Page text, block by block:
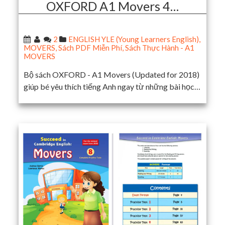
OXFORD A1 Movers 4…
2 ENGLISH YLE (Young Learners English),
MOVERS,Sách PDF Miễn Phí,Sách Thực Hành - A1
MOVERS
Bộ sách OXFORD - A1 Movers (Updated for 2018)
giúp bé yêu thích tiếng Anh ngay từ những bài học…